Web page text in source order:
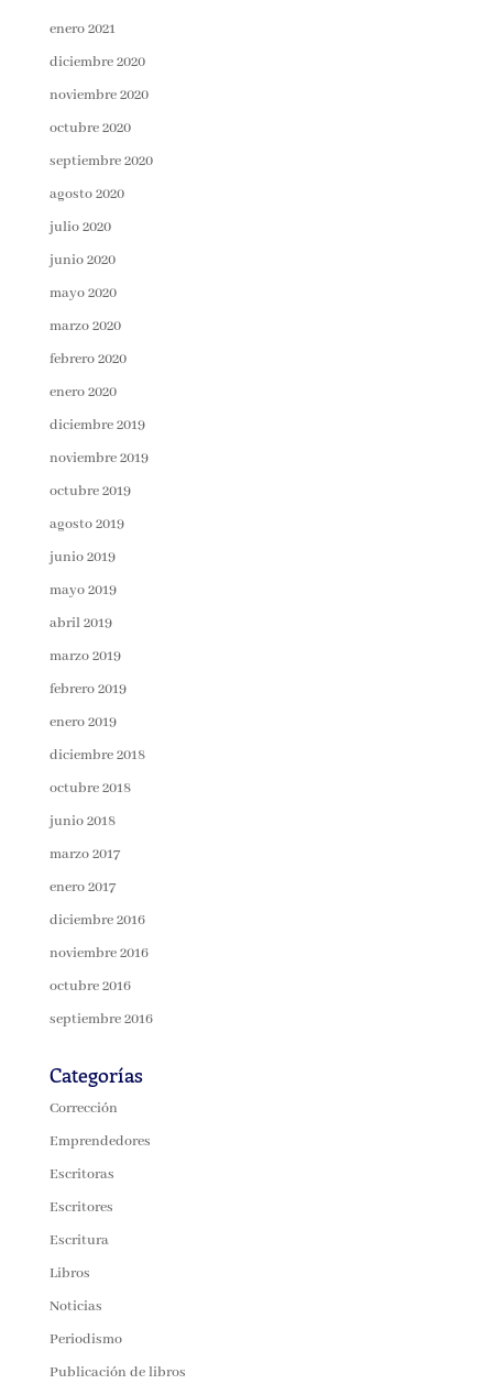
enero 2021
diciembre 2020
noviembre 2020
octubre 2020
septiembre 2020
agosto 2020
julio 2020
junio 2020
mayo 2020
marzo 2020
febrero 2020
enero 2020
diciembre 2019
noviembre 2019
octubre 2019
agosto 2019
junio 2019
mayo 2019
abril 2019
marzo 2019
febrero 2019
enero 2019
diciembre 2018
octubre 2018
junio 2018
marzo 2017
enero 2017
diciembre 2016
noviembre 2016
octubre 2016
septiembre 2016
Categorías
Corrección
Emprendedores
Escritoras
Escritores
Escritura
Libros
Noticias
Periodismo
Publicación de libros